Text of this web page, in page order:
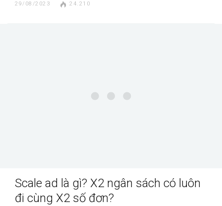
29/08/2023 24.210
Scale ad là gì? X2 ngân sách có luôn
đi cùng X2 số đơn?